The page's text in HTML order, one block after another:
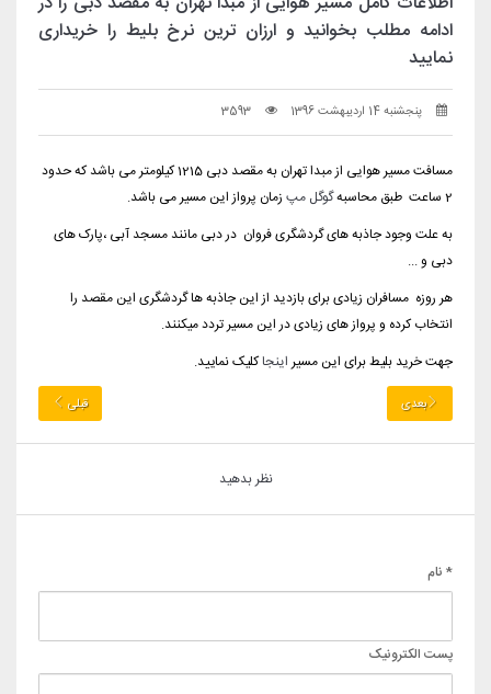
ادامه مطلب بخوانید و ارزان ترین نرخ بلیط را خریداری
نمایید
پنجشنبه 14 اردیبهشت 1396 3593
مسافت مسیر هوایی از مبدا تهران به مقصد دبی 1215 کیلومتر می باشد که حدود
2 ساعت طبق محاسبه
گوگل مپ زمان پرواز این مسیر می باشد.
به علت وجود جاذبه های گردشگری فروان در دبی مانند مسجد آبی ،پارک های
دبی و ...
هر روزه مسافران زیادی برای بازدید از این جاذبه ها گردشگری این مقصد را
انتخاب کرده و پرواز های زیادی در این مسیر تردد میکنند.
جهت خرید بلیط برای این مسیراینجاکلیک نمایید.
بعدی قبلی
نظر بدهید
* نام
پست الکترونیک